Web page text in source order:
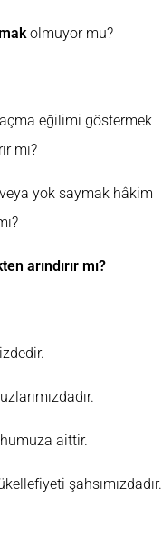
olmuyor mu?
eğilimi göstermek
mı?
yok saymak hâkim
arındırır mı?
aittir.
şahsımızdadır.